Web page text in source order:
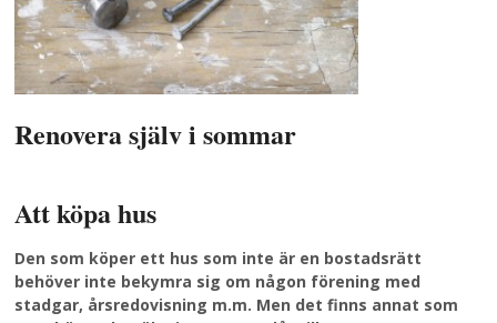
Renovera själv i sommar
Att köpa hus
Den som köper ett hus som inte är en bostadsrätt
behöver inte bekymra sig om någon förening med
stadgar, årsredovisning m.m. Men det finns annat som